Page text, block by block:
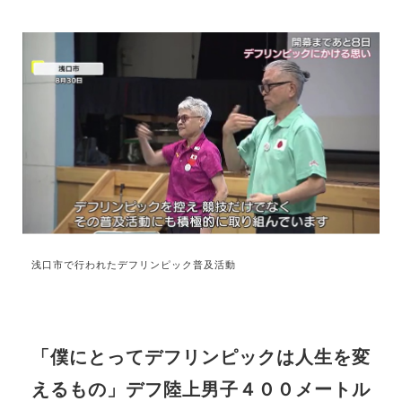
浅口市で行われたデフリンピック普及活動
「僕にとってデフリンピックは人生を変
えるもの」デフ陸上男子４００メートル